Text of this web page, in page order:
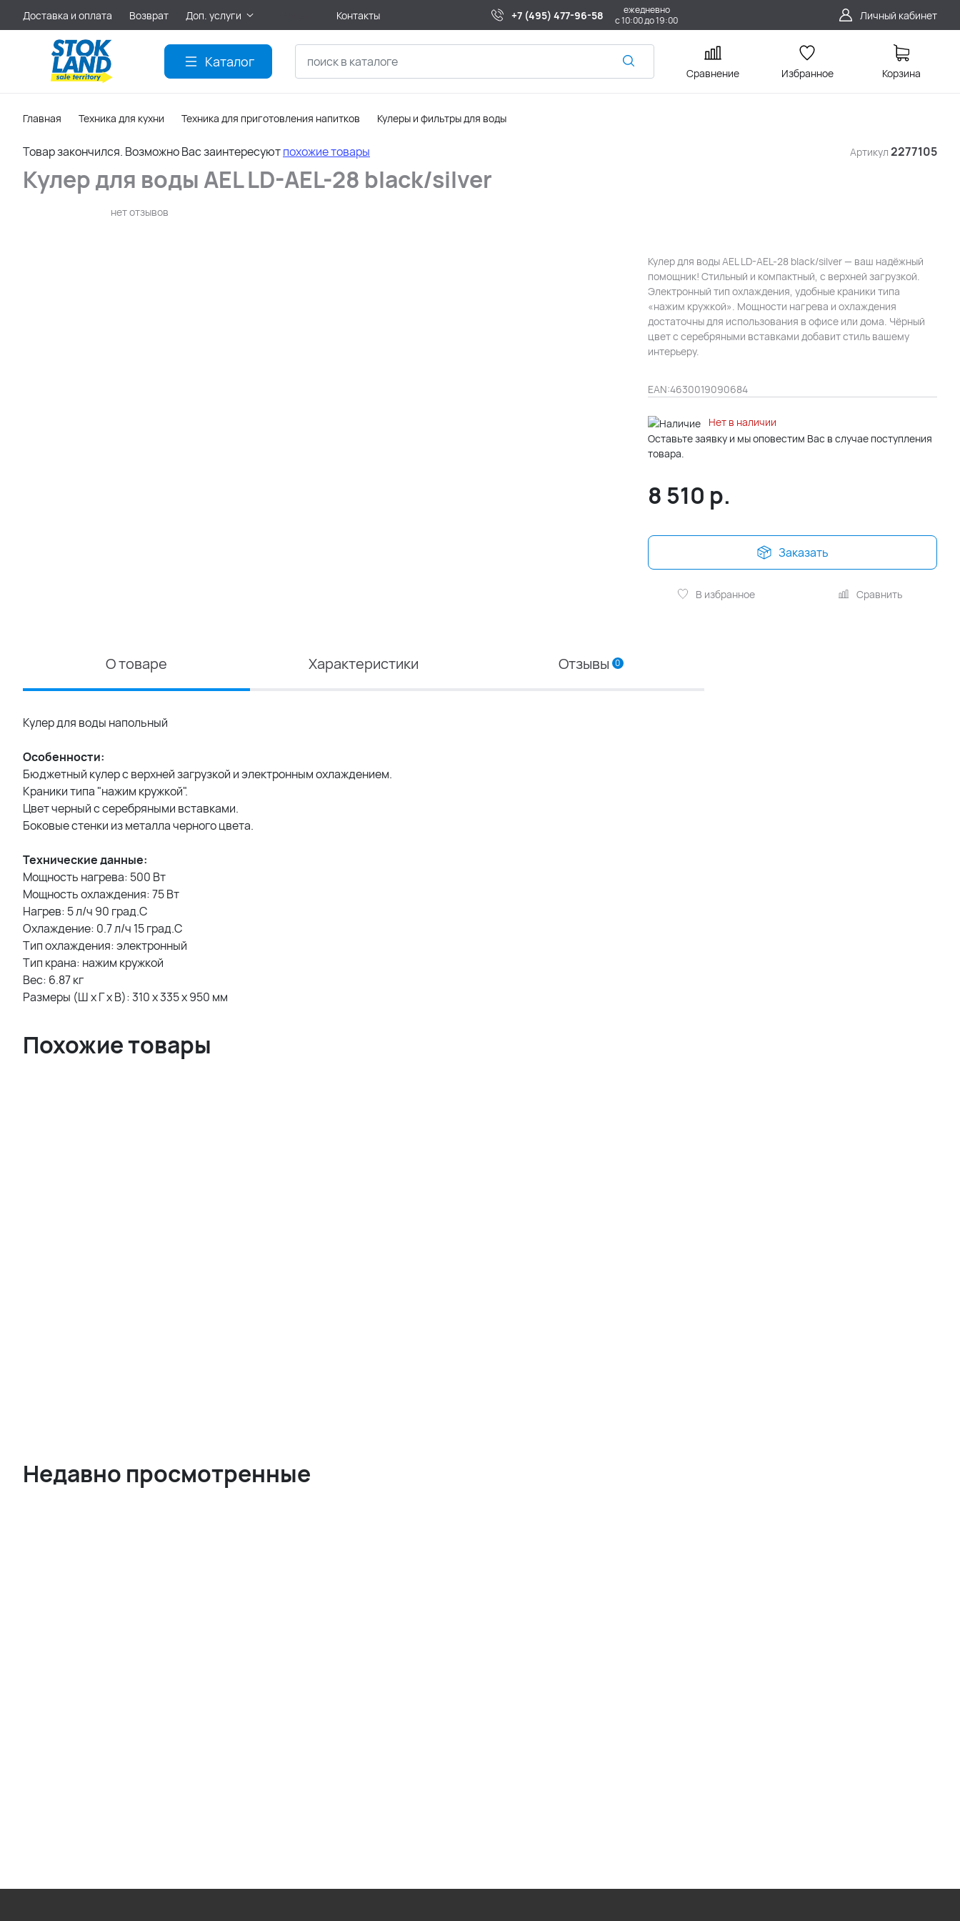
Доставка и оплата Возврат Доп. услуги Контакты +7 (495) 477-96-58
ежедневно
с 10:00 до 19:00
Личный кабинет
Каталог
Сравнение Избранное Корзина
Главная Техника для кухни Техника для приготовления напитков Кулеры и фильтры для воды
Артикул 2277105
Товар закончился. Возможно Вас заинтересуютпохожие товары
Кулер для воды AEL LD-AEL-28 black/silver
нет отзывов
Кулер для воды AEL LD-AEL-28 black/silver — ваш надёжный
помощник! Стильный и компактный, с верхней загрузкой.
Электронный тип охлаждения, удобные краники типа
«нажим кружкой». Мощности нагрева и охлаждения
достаточны для использования в офисе или дома. Чёрный
цвет с серебряными вставками добавит стиль вашему
интерьеру.
EAN:4630019090684
Нет в наличии
Оставьте заявку и мы оповестим Вас в случае поступления
товара.
8 510 р.
Заказать
В избранное Сравнить
О товаре Характеристики Отзывы 0
Кулер для воды напольный
Особенности:
Бюджетный кулер с верхней загрузкой и электронным охлаждением.
Краники типа "нажим кружкой".
Цвет черный с серебряными вставками.
Боковые стенки из металла черного цвета.
Технические данные:
Мощность нагрева: 500 Вт
Мощность охлаждения: 75 Вт
Нагрев: 5 л/ч 90 град.C
Охлаждение: 0.7 л/ч 15 град.C
Тип охлаждения: электронный
Тип крана: нажим кружкой
Вес: 6.87 кг
Размеры (Ш x Г x В): 310 x 335 x 950 мм
Похожие товары
Недавно просмотренные